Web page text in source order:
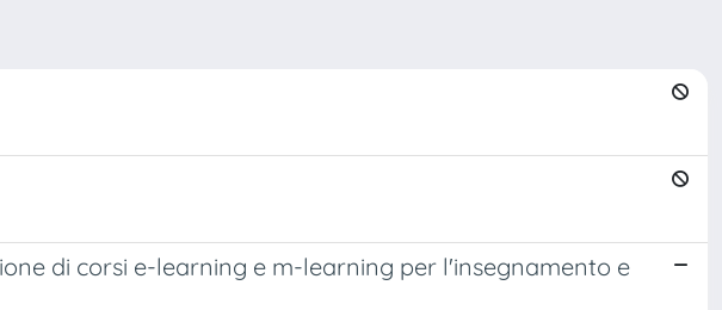
di corsi e-learning e m-learning per l'insegnamento e